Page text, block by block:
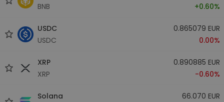
BNB
+0.60%
USDC
USDC
0.865079 EUR
0.00%
XRP
XRP
0.890885 EUR
-0.60%
Solana
66.070 EUR